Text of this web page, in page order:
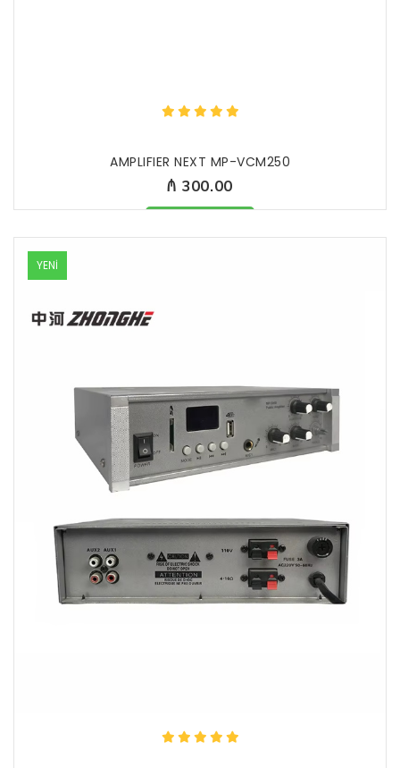
AMPLIFIER NEXT MP-VCM250
₼ 300.00
Məhsul mövcüddur
YENİ